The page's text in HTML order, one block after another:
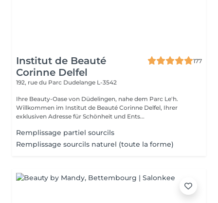
Institut de Beauté
Corinne Delfel
177
192, rue du Parc Dudelange L-3542
Ihre Beauty-Oase von Düdelingen, nahe dem Parc Le'h.
Willkommen im Institut de Beauté Corinne Delfel, Ihrer
exklusiven Adresse für Schönheit und Ents...
Remplissage partiel sourcils
Remplissage sourcils naturel (toute la forme)